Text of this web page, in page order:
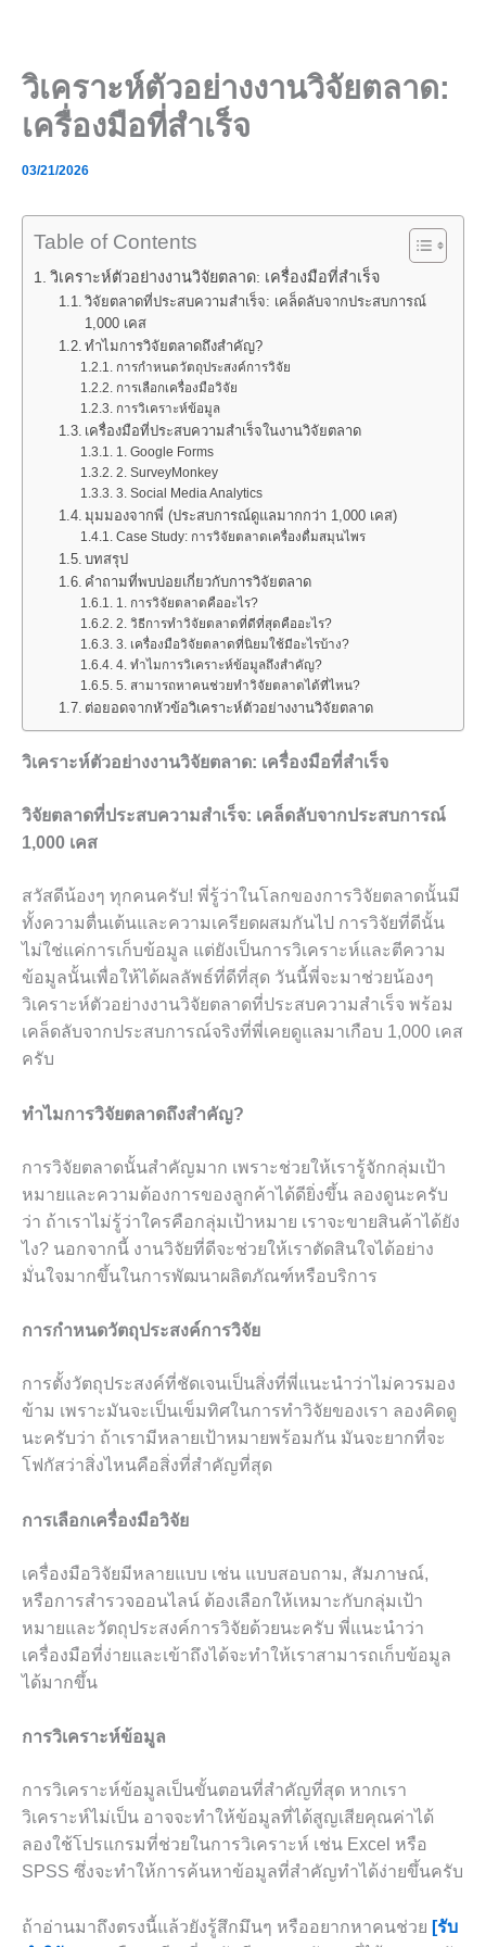
วิเคราะห์ตัวอย่างงานวิจัยตลาด:
เครื่องมือที่สำเร็จ
03/21/2026
Table of Contents
วิเคราะห์ตัวอย่างงานวิจัยตลาด: เครื่องมือที่สำเร็จ
วิจัยตลาดที่ประสบความสำเร็จ: เคล็ดลับจากประสบการณ์
1,000 เคส
ทำไมการวิจัยตลาดถึงสำคัญ?
การกำหนดวัตถุประสงค์การวิจัย
การเลือกเครื่องมือวิจัย
การวิเคราะห์ข้อมูล
เครื่องมือที่ประสบความสำเร็จในงานวิจัยตลาด
1. Google Forms
2. SurveyMonkey
3. Social Media Analytics
มุมมองจากพี่ (ประสบการณ์ดูแลมากกว่า 1,000 เคส)
Case Study: การวิจัยตลาดเครื่องดื่มสมุนไพร
บทสรุป
คำถามที่พบบ่อยเกี่ยวกับการวิจัยตลาด
1. การวิจัยตลาดคืออะไร?
2. วิธีการทำวิจัยตลาดที่ดีที่สุดคืออะไร?
3. เครื่องมือวิจัยตลาดที่นิยมใช้มีอะไรบ้าง?
4. ทำไมการวิเคราะห์ข้อมูลถึงสำคัญ?
5. สามารถหาคนช่วยทำวิจัยตลาดได้ที่ไหน?
ต่อยอดจากหัวข้อวิเคราะห์ตัวอย่างงานวิจัยตลาด
วิเคราะห์ตัวอย่างงานวิจัยตลาด: เครื่องมือที่สำเร็จ
วิจัยตลาดที่ประสบความสำเร็จ: เคล็ดลับจากประสบการณ์
1,000 เคส
สวัสดีน้องๆ ทุกคนครับ! พี่รู้ว่าในโลกของการวิจัยตลาดนั้นมี
ทั้งความตื่นเต้นและความเครียดผสมกันไป การวิจัยที่ดีนั้น
ไม่ใช่แค่การเก็บข้อมูล แต่ยังเป็นการวิเคราะห์และตีความ
ข้อมูลนั้นเพื่อให้ได้ผลลัพธ์ที่ดีที่สุด วันนี้พี่จะมาช่วยน้องๆ
วิเคราะห์ตัวอย่างงานวิจัยตลาดที่ประสบความสำเร็จ พร้อม
เคล็ดลับจากประสบการณ์จริงที่พี่เคยดูแลมาเกือบ 1,000 เคส
ครับ
ทำไมการวิจัยตลาดถึงสำคัญ?
การวิจัยตลาดนั้นสำคัญมาก เพราะช่วยให้เรารู้จักกลุ่มเป้า
หมายและความต้องการของลูกค้าได้ดียิ่งขึ้น ลองดูนะครับ
ว่า ถ้าเราไม่รู้ว่าใครคือกลุ่มเป้าหมาย เราจะขายสินค้าได้ยัง
ไง? นอกจากนี้ งานวิจัยที่ดีจะช่วยให้เราตัดสินใจได้อย่าง
มั่นใจมากขึ้นในการพัฒนาผลิตภัณฑ์หรือบริการ
การกำหนดวัตถุประสงค์การวิจัย
การตั้งวัตถุประสงค์ที่ชัดเจนเป็นสิ่งที่พี่แนะนำว่าไม่ควรมอง
ข้าม เพราะมันจะเป็นเข็มทิศในการทำวิจัยของเรา ลองคิดดู
นะครับว่า ถ้าเรามีหลายเป้าหมายพร้อมกัน มันจะยากที่จะ
โฟกัสว่าสิ่งไหนคือสิ่งที่สำคัญที่สุด
การเลือกเครื่องมือวิจัย
เครื่องมือวิจัยมีหลายแบบ เช่น แบบสอบถาม, สัมภาษณ์,
หรือการสำรวจออนไลน์ ต้องเลือกให้เหมาะกับกลุ่มเป้า
หมายและวัตถุประสงค์การวิจัยด้วยนะครับ พี่แนะนำว่า
เครื่องมือที่ง่ายและเข้าถึงได้จะทำให้เราสามารถเก็บข้อมูล
ได้มากขึ้น
การวิเคราะห์ข้อมูล
การวิเคราะห์ข้อมูลเป็นขั้นตอนที่สำคัญที่สุด หากเรา
วิเคราะห์ไม่เป็น อาจจะทำให้ข้อมูลที่ได้สูญเสียคุณค่าได้
ลองใช้โปรแกรมที่ช่วยในการวิเคราะห์ เช่น Excel หรือ
SPSS ซึ่งจะทำให้การค้นหาข้อมูลที่สำคัญทำได้ง่ายขึ้นครับ
ถ้าอ่านมาถึงตรงนี้แล้วยังรู้สึกมึนๆ หรืออยากหาคนช่วย [รับ